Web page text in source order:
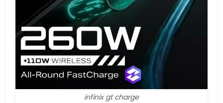
infinix gt charge